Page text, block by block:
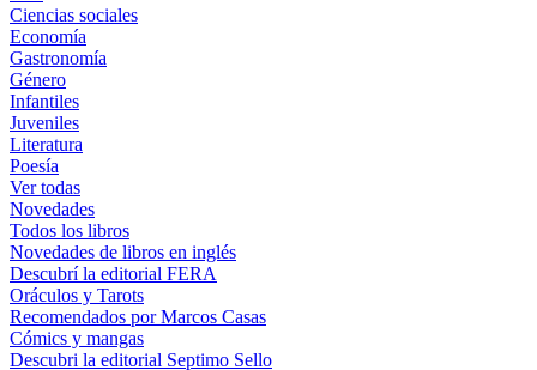
Ciencias sociales
Economía
Gastronomía
Género
Infantiles
Juveniles
Literatura
Poesía
Ver todas
Novedades
Todos los libros
Novedades de libros en inglés
Descubrí la editorial FERA
Oráculos y Tarots
Recomendados por Marcos Casas
Cómics y mangas
Descubri la editorial Septimo Sello